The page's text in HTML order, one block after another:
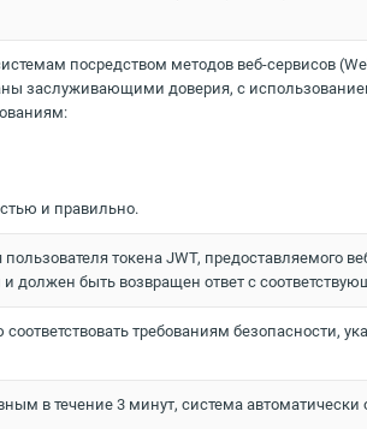
посредством методов веб-сервисов
заслуживающими доверия, с
и правильно.
токена JWT, предоставляемого
должен быть возвращен ответ с
требованиям безопасности,
в течение 3 минут, система